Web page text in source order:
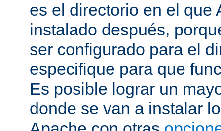
es el directorio en el que
instalado después,
ser configurado para el
especifique para que
Es posible lograr un
donde se van a instalar